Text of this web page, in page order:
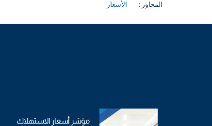
المحاور : الأسعار
مؤشر أسعار الاستهلاك